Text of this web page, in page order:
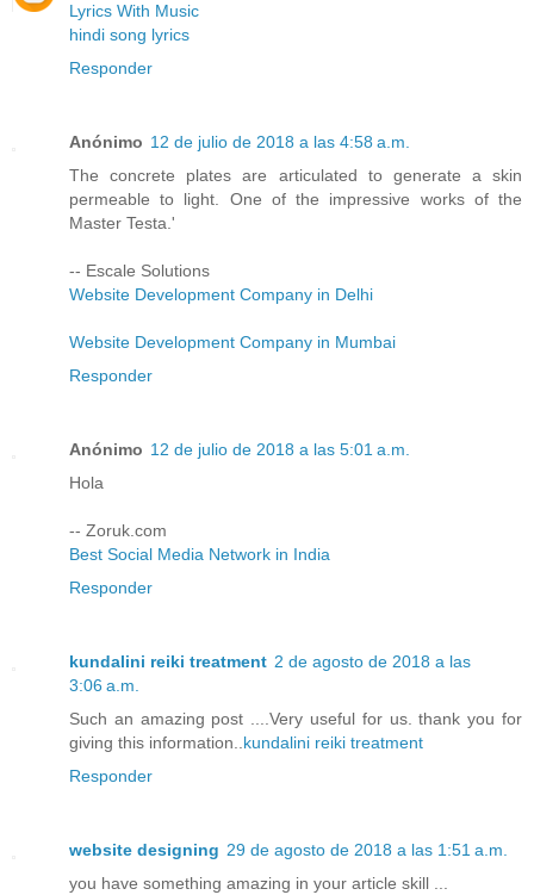
Lyrics With Music
hindi song lyrics
Responder
Anónimo 12 de julio de 2018 a las 4:58 a.m.
The concrete plates are articulated to generate a skin
permeable to light. One of the impressive works of the
Master Testa.'
-- Escale Solutions
Website Development Company in Delhi
Website Development Company in Mumbai
Responder
Anónimo 12 de julio de 2018 a las 5:01 a.m.
Hola
-- Zoruk.com
Best Social Media Network in India
Responder
kundalini reiki treatment 2 de agosto de 2018 a las
3:06 a.m.
Such an amazing post ....Very useful for us. thank you for
giving this information..kundalini reiki treatment
Responder
website designing 29 de agosto de 2018 a las 1:51 a.m.
you have something amazing in your article skill ...